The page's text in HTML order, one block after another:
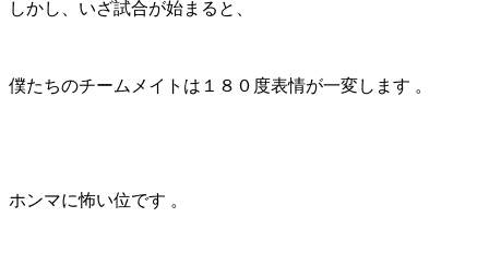
しかし、いざ試合が始まると、
僕たちのチームメイトは１８０度表情が一変します 。
ホンマに怖い位です 。